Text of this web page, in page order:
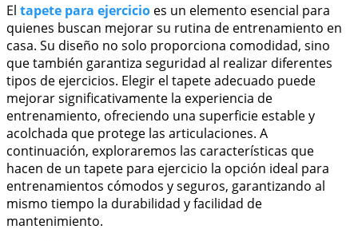
El tapete para ejercicio es un elemento esencial para
quienes buscan mejorar su rutina de entrenamiento en
casa. Su diseño no solo proporciona comodidad, sino
que también garantiza seguridad al realizar diferentes
tipos de ejercicios. Elegir el tapete adecuado puede
mejorar significativamente la experiencia de
entrenamiento, ofreciendo una superficie estable y
acolchada que protege las articulaciones. A
continuación, exploraremos las características que
hacen de un tapete para ejercicio la opción ideal para
entrenamientos cómodos y seguros, garantizando al
mismo tiempo la durabilidad y facilidad de
mantenimiento.